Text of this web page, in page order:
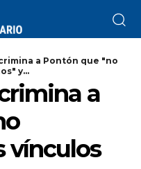
a Pontón que "no
y...
a
vínculos